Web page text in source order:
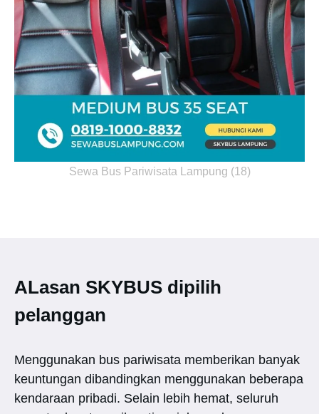
Sewa Bus Pariwisata Lampung (18)
ALasan SKYBUS dipilih
pelanggan
Menggunakan bus pariwisata memberikan banyak
keuntungan dibandingkan menggunakan beberapa
kendaraan pribadi. Selain lebih hemat, seluruh